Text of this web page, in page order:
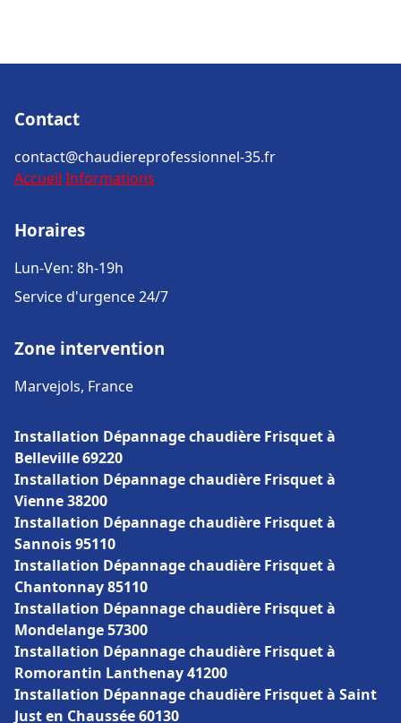
Contact
contact@chaudiereprofessionnel-35.fr
Accueil Informations
Horaires
Lun-Ven: 8h-19h
Service d'urgence 24/7
Zone intervention
Marvejols, France
Installation Dépannage chaudière Frisquet à
Belleville 69220
Installation Dépannage chaudière Frisquet à
Vienne 38200
Installation Dépannage chaudière Frisquet à
Sannois 95110
Installation Dépannage chaudière Frisquet à
Chantonnay 85110
Installation Dépannage chaudière Frisquet à
Mondelange 57300
Installation Dépannage chaudière Frisquet à
Romorantin Lanthenay 41200
Installation Dépannage chaudière Frisquet à Saint
Just en Chaussée 60130